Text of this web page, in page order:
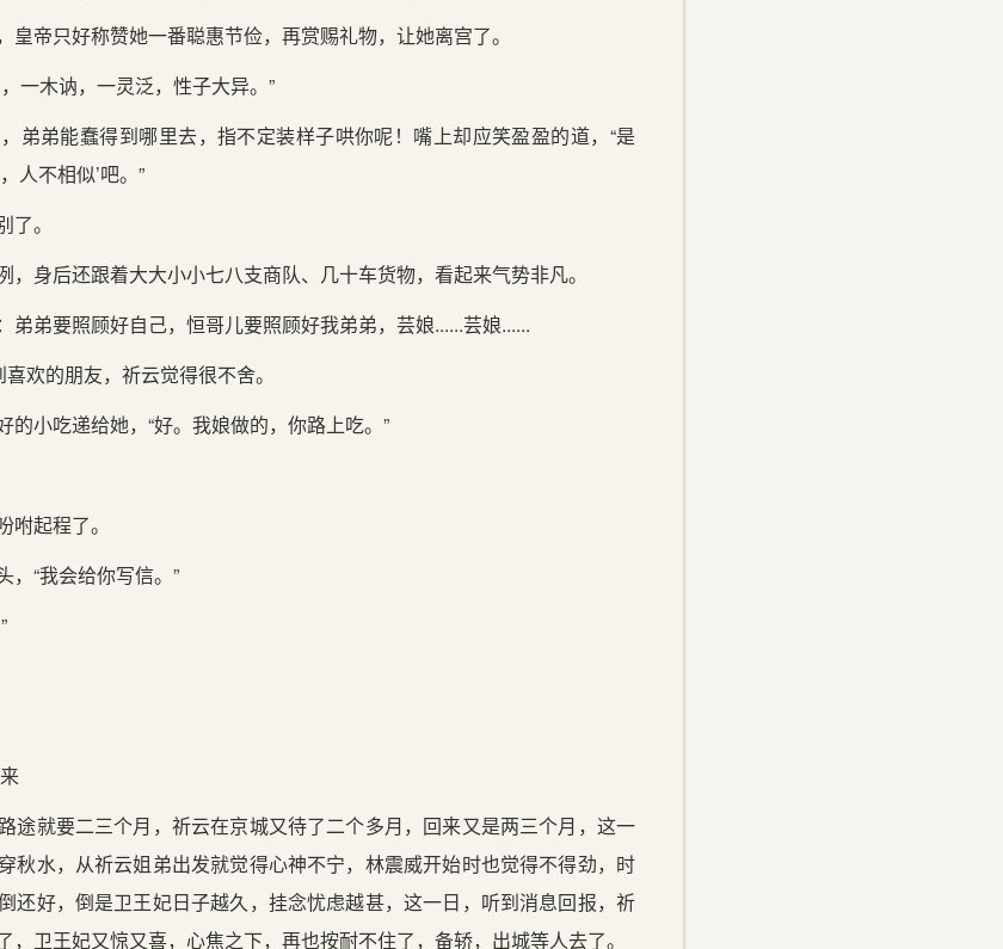
帝只好称赞她一番聪惠节俭，再赏赐礼物，让她离宫了。
一木讷，一灵泛，性子大异。”
弟弟能蠢得到哪里去，指不定装样子哄你呢！嘴上却应笑盈盈的道，“是
人不相似’吧。”
。
，身后还跟着大大小小七八支商队、几十车货物，看起来气势非凡。
弟弟要照顾好自己，恒哥儿要照顾好我弟弟，芸娘......芸娘......
欢的朋友，祈云觉得很不舍。
的小吃递给她，“好。我娘做的，你路上吃。”
起程了。
，“我会给你写信。”
途就要二三个月，祈云在京城又待了二个多月，回来又是两三个月，这一
秋水，从祈云姐弟出发就觉得心神不宁，林震威开始时也觉得不得劲，时
还好，倒是卫王妃日子越久，挂念忧虑越甚，这一日，听到消息回报，祈
，卫王妃又惊又喜，心焦之下，再也按耐不住了，备轿，出城等人去了。